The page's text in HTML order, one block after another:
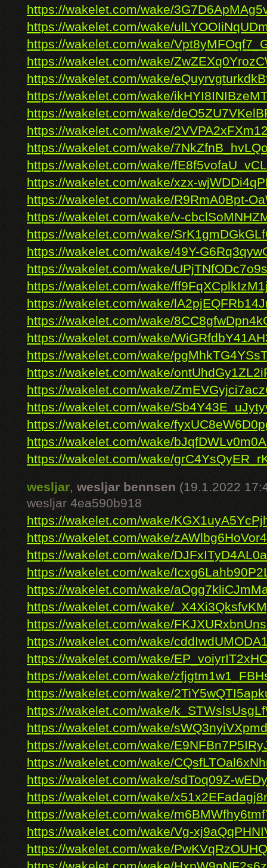
https://wakelet.com/wake/
https://wakelet.com/wake/
https://wakelet.com/wake/
https://wakelet.com/wake/
https://wakelet.com/wake/
https://wakelet.com/wake/
https://wakelet.com/wake/
https://wakelet.com/wake/
https://wakelet.com/wake/
https://wakelet.com/wake/
https://wakelet.com/wake/xzx-
https://wakelet.com/wake/R9RmA0Bpt-
https://wakelet.com/wake/v-
https://wakelet.com/wake/
https://wakelet.com/wake/49Y-
https://wakelet.com/wake/
https://wakelet.com/wake/
https://wakelet.com/wake/
https://wakelet.com/wake/
https://wakelet.com/wake/
https://wakelet.com/wake/
https://wakelet.com/wake/
https://wakelet.com/wake/
https://wakelet.com/wake/
https://wakelet.com/wake/
https://wakelet.com/wake/
https://wakelet.com/wake/
wesljar, wesljar bennsen (19.1.2022
wesljar 4ea590b918
https://wakelet.com/wake/
https://wakelet.com/wake/
https://wakelet.com/wake/
https://wakelet.com/wake/
https://wakelet.com/wake/
https://wakelet.com/wake/
https://wakelet.com/wake/
https://wakelet.com/wake/
https://wakelet.com/wake/
https://wakelet.com/wake/
https://wakelet.com/wake/
https://wakelet.com/wake/
https://wakelet.com/wake/
https://wakelet.com/wake/
https://wakelet.com/wake/
https://wakelet.com/wake/sdToq09Z-
https://wakelet.com/wake/
https://wakelet.com/wake/
https://wakelet.com/wake/Vg-
https://wakelet.com/wake/